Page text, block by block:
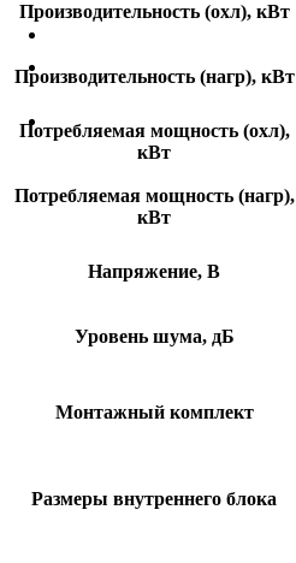
Производительность (охл), кВт
Производительность (нагр), кВт
Потребляемая мощность (охл),
кВт
Потребляемая мощность (нагр),
кВт
Напряжение, В
Уровень шума, дБ
Монтажный комплект
Размеры внутреннего блока